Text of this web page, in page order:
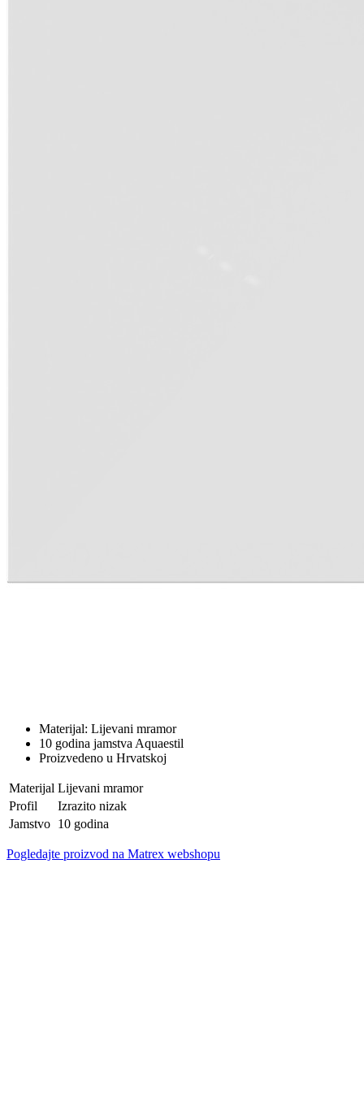
Materijal: Lijevani mramor
10 godina jamstva Aquaestil
Proizvedeno u Hrvatskoj
Materijal Lijevani mramor
Profil
Izrazito nizak
Jamstvo 10 godina
Pogledajte proizvod na Matrex webshopu